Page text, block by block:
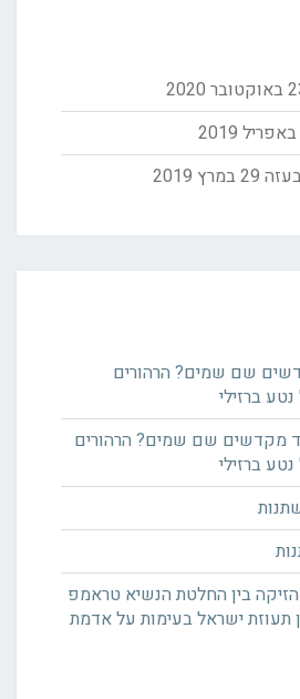
2020
29 במרץ 2019
שם שמים? הרהורים
ברזילי
מקדשים שם שמים? הרהורים
ברזילי
הזיקה בין החלטת הנשיא טראמפ
תעוזת ישראל בעימות על אדמת